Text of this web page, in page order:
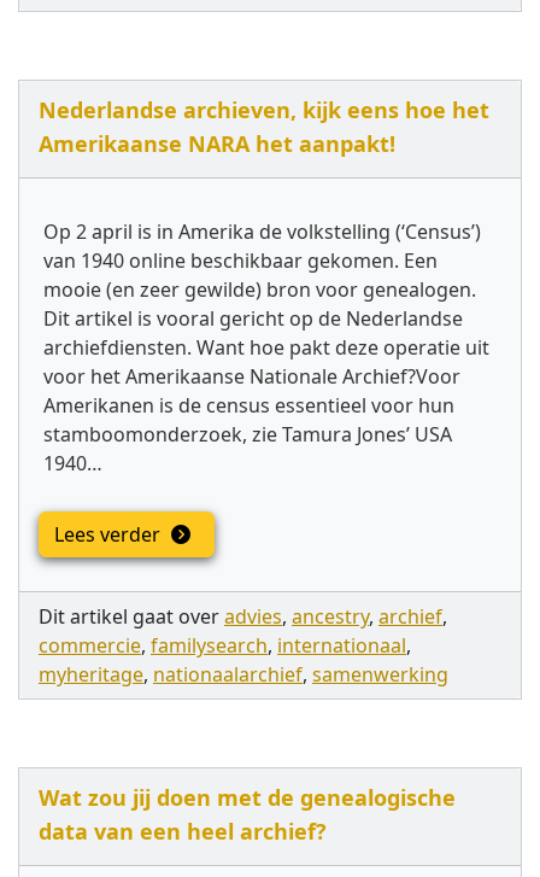
Nederlandse archieven, kijk eens hoe het
Amerikaanse NARA het aanpakt!
Op 2 april is in Amerika de volkstelling (‘Census’)
van 1940 online beschikbaar gekomen. Een
mooie (en zeer gewilde) bron voor genealogen.
Dit artikel is vooral gericht op de Nederlandse
archiefdiensten. Want hoe pakt deze operatie uit
voor het Amerikaanse Nationale Archief?Voor
Amerikanen is de census essentieel voor hun
stamboomonderzoek, zie Tamura Jones’ USA
1940…
Lees verder
Dit artikel gaat overadvies, ancestry, archief,
commercie, familysearch, internationaal,
myheritage, nationaalarchief, samenwerking
Wat zou jij doen met de genealogische
data van een heel archief?